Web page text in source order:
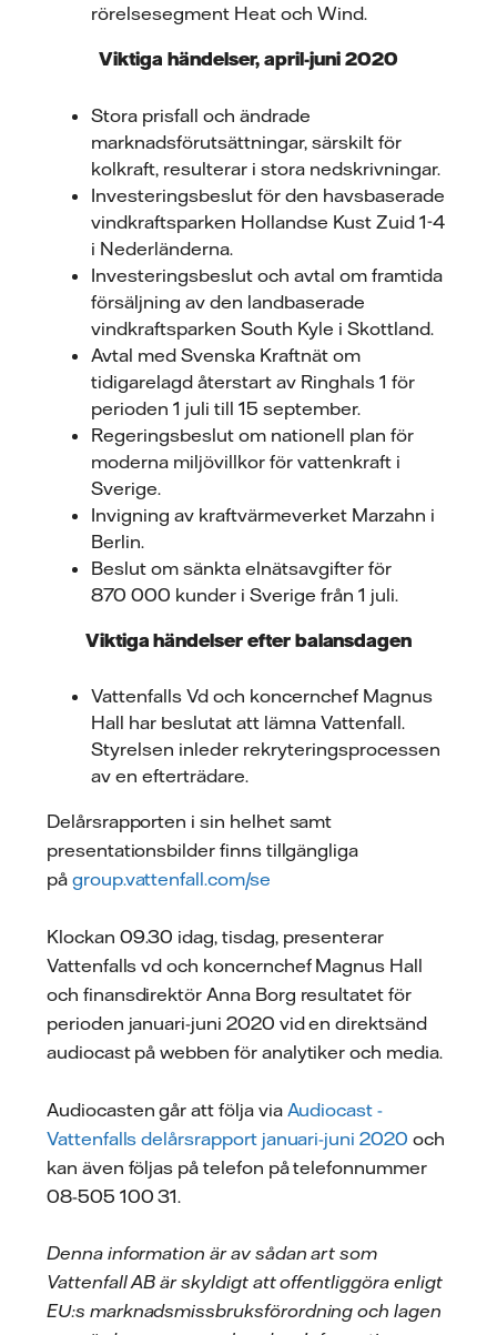
rörelsesegment Heat och Wind.
Viktiga händelser, april-juni 2020
Stora prisfall och ändrade
marknadsförutsättningar, särskilt för
kolkraft, resulterar i stora nedskrivningar.
Investeringsbeslut för den havsbaserade
vindkraftsparken Hollandse Kust Zuid 1-4
i Nederländerna.
Investeringsbeslut och avtal om framtida
försäljning av den landbaserade
vindkraftsparken South Kyle i Skottland.
Avtal med Svenska Kraftnät om
tidigarelagd återstart av Ringhals 1 för
perioden 1 juli till 15 september.
Regeringsbeslut om nationell plan för
moderna miljövillkor för vattenkraft i
Sverige.
Invigning av kraftvärmeverket Marzahn i
Berlin.
Beslut om sänkta elnätsavgifter för
870 000 kunder i Sverige från 1 juli.
Viktiga händelser efter balansdagen
Vattenfalls Vd och koncernchef Magnus
Hall har beslutat att lämna Vattenfall.
Styrelsen inleder rekryteringsprocessen
av en efterträdare.
Delårsrapporten i sin helhet samt
presentationsbilder finns tillgängliga
på group.vattenfall.com/se
Klockan 09.30 idag, tisdag, presenterar
Vattenfalls vd och koncernchef Magnus Hall
och finansdirektör Anna Borg resultatet för
perioden januari-juni 2020 vid en direktsänd
audiocast på webben för analytiker och media.
Audiocasten går att följa viaAudiocast -
Vattenfalls delårsrapport januari-juni 2020 och
kan även följas på telefon på telefonnummer
08-505 100 31.
Denna information är av sådan art som
Vattenfall AB är skyldigt att offentliggöra enligt
EU:s marknadsmissbruksförordning och lagen